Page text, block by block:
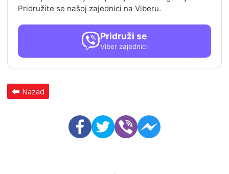
Pridružite se našoj zajednici na Viberu.
Pridruži se
Viber zajednici
Nazad